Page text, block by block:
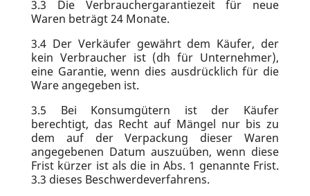
3.3 Die Verbrauchergarantiezeit für neue
Waren beträgt 24 Monate.
3.4 Der Verkäufer gewährt dem Käufer, der
kein Verbraucher ist (dh für Unternehmer),
eine Garantie, wenn dies ausdrücklich für die
Ware angegeben ist.
3.5 Bei Konsumgütern ist der Käufer
berechtigt, das Recht auf Mängel nur bis zu
dem auf der Verpackung dieser Waren
angegebenen Datum auszuüben, wenn diese
Frist kürzer ist als die in Abs. 1 genannte Frist.
3.3 dieses Beschwerdeverfahrens.